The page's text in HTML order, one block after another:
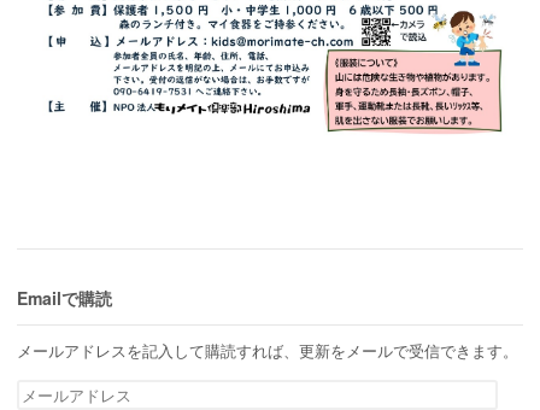
Emailで購読
メールアドレスを記入して購読すれば、更新をメールで受信できます。
メ